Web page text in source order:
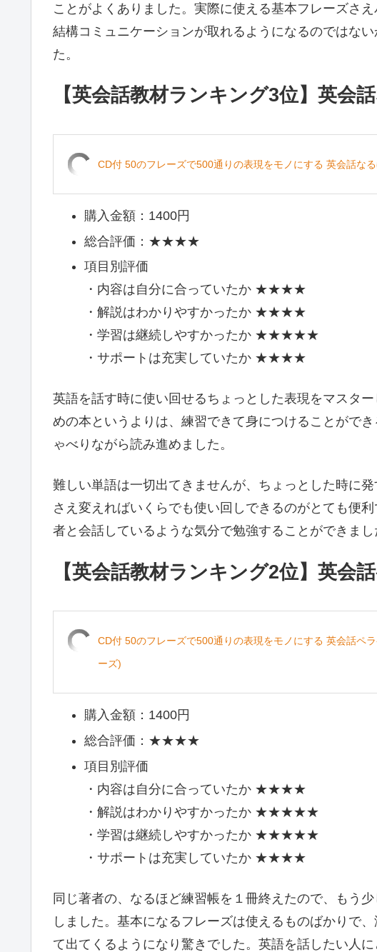
ことがよくありました。実際に使える基本フレーズさ
結構コミュニケーションが取れるようになるのではな
た。
【英会話教材ランキング3位】英会
CD付 50のフレーズで500通りの表現をモノにする 英会話な
購入金額：1400円
総合評価：★★★★
項目別評価
・内容は自分に合っていたか ★★★★
・解説はわかりやすかったか ★★★★
・学習は継続しやすかったか ★★★★★
・サポートは充実していたか ★★★★
英語を話す時に使い回せるちょっとした表現をマスタ
めの本というよりは、練習できて身につけることがで
ゃべりながら読み進めました。
難しい単語は一切出てきませんが、ちょっとした時に
さえ変えればいくらでも使い回しできるのがとても便
者と会話しているような気分で勉強することができまし
【英会話教材ランキング2位】英会
CD付 50のフレーズで500通りの表現をモノにする 英会話ペ
ーズ)
購入金額：1400円
総合評価：★★★★
項目別評価
・内容は自分に合っていたか ★★★★
・解説はわかりやすかったか ★★★★★
・学習は継続しやすかったか ★★★★★
・サポートは充実していたか ★★★★
同じ著者の、なるほど練習帳を１冊終えたので、もう
しました。基本になるフレーズは使えるものばかりで
て出てくるようになり驚きでした。英語を話したい人